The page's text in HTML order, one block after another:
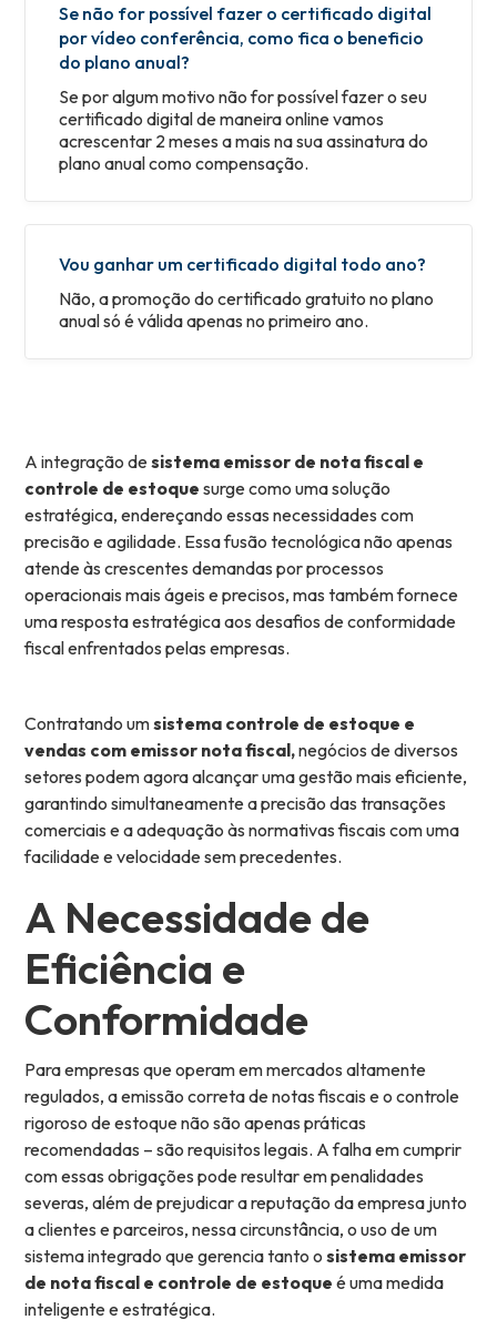
Se não for possível fazer o certificado digital
por vídeo conferência, como fica o beneficio
do plano anual?
Se por algum motivo não for possível fazer o seu
certificado digital de maneira online vamos
acrescentar 2 meses a mais na sua assinatura do
plano anual como compensação.
Vou ganhar um certificado digital todo ano?
Não, a promoção do certificado gratuito no plano
anual só é válida apenas no primeiro ano.
A integração desistema emissor de nota fiscal e
controle de estoque surge como uma solução
estratégica, endereçando essas necessidades com
precisão e agilidade. Essa fusão tecnológica não apenas
atende às crescentes demandas por processos
operacionais mais ágeis e precisos, mas também fornece
uma resposta estratégica aos desafios de conformidade
fiscal enfrentados pelas empresas.
Contratando umsistema controle de estoque e
vendas com emissor nota fiscal,negócios de diversos
setores podem agora alcançar uma gestão mais eficiente,
garantindo simultaneamente a precisão das transações
comerciais e a adequação às normativas fiscais com uma
facilidade e velocidade sem precedentes.
A Necessidade de
Eficiência e
Conformidade
Para empresas que operam em mercados altamente
regulados, a emissão correta de notas fiscais e o controle
rigoroso de estoque não são apenas práticas
recomendadas – são requisitos legais. A falha em cumprir
com essas obrigações pode resultar em penalidades
severas, além de prejudicar a reputação da empresa junto
a clientes e parceiros, nessa circunstância, o uso de um
sistema integrado que gerencia tanto osistema emissor
de nota fiscal e controle de estoque é uma medida
inteligente e estratégica.